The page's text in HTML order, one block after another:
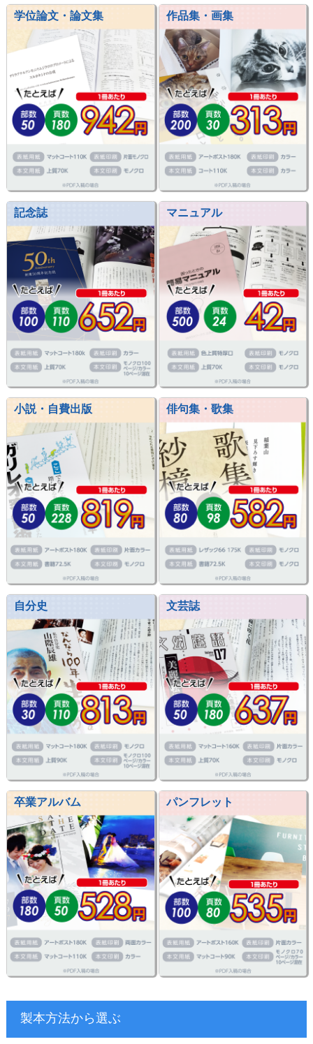
学位論文・論文集 作品集・画集
記念誌 マニュアル
小説・自費出版 俳句集・歌集
自分史 文芸誌
卒業アルバム パンフレット
製本方法から選ぶ